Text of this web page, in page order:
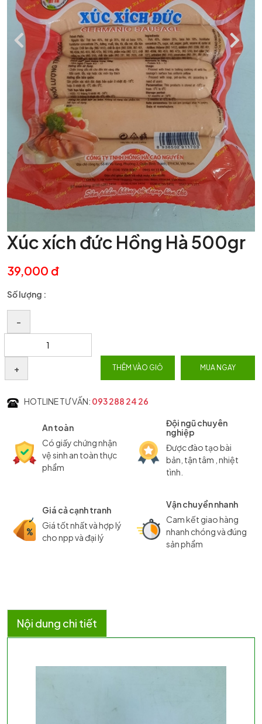
Xúc xích đức Hồng Hà 500gr
39,000 đ
Số lượng :
–
+ THÊM VÀO GIỎ MUA NGAY
HOTLINE TƯ VẤN: 093 288 24 26
An toàn
Có giấy chứng nhận
vệ sinh an toàn thực
phẩm
Đội ngũ chuyên
nghiệp
Được đào tạo bài
bản, tận tâm , nhiệt
tình.
Giá cả cạnh tranh
Giá tốt nhất và hợp lý
cho npp và đại lý
Vận chuyển nhanh
Cam kết giao hàng
nhanh chóng và đúng
sản phẩm
Nội dung chi tiết